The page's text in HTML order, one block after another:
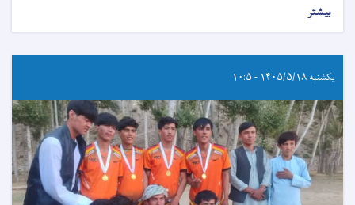
بیشتر
یکشنبه ۱۴۰۵/۵/۱۸ - ۱۰:۵